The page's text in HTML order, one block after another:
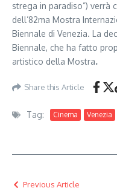
strega in paradiso”) verrà
dell’82ma Mostra
Biennale di Venezia. La
Biennale, che ha fatto
artistico della Mostra.
Share this Article
Tag: Cinema Venezia
Previous Article